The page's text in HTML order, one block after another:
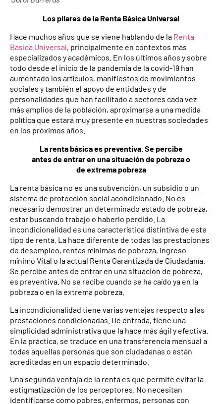
Los pilares de la Renta Básica Universal
Hace muchos años que se viene hablando de la Renta
Básica Universal, principalmente en contextos más
especializados y académicos. En los últimos años y sobre
todo desde el inicio de la pandemia de la covid-19 han
aumentado los artículos, manifiestos de movimientos
sociales y también el apoyo de entidades y de
personalidades que han facilitado a sectores cada vez
más amplios de la población, aproximarse a una medida
política que estará muy presente en nuestras sociedades
en los próximos años.
La renta básica es preventiva. Se percibe
antes de entrar en una situación de pobreza o
de extrema pobreza
La renta básica no es una subvención, un subsidio o un
sistema de protección social acondicionado. No es
necesario demostrar un determinado estado de pobreza,
estar buscando trabajo o haberlo perdido. La
incondicionalidad es una característica distintiva de este
tipo de renta. La hace diferente de todas las prestaciones
de desempleo, rentas mínimas de pobreza, ingreso
mínimo Vital o la actual Renta Garantizada de Ciudadanía.
Se percibe antes de entrar en una situación de pobreza,
es preventiva. No se recibe cuando se ha caído ya en la
pobreza o en la extrema pobreza.
La incondicionalidad tiene varias ventajas respecto a las
prestaciones condicionadas. De entrada, tiene una
simplicidad administrativa que la hace más ágil y efectiva.
En la práctica, se traduce en una transferencia mensual a
todas aquellas personas que son ciudadanas o están
acreditadas en un espacio determinado.
Una segunda ventaja de la renta es que permite evitar la
estigmatización de los perceptores. No necesitan
identificarse como pobres, enfermos, personas con